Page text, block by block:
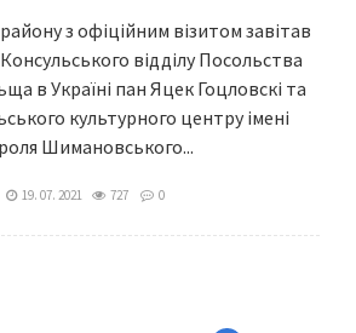
з офіційним візитом завітав
відділу Посольства
в Україні пан Яцек Гоцловскі та
культурного центру імені
Шимановського...
19. 07. 2021 727 0